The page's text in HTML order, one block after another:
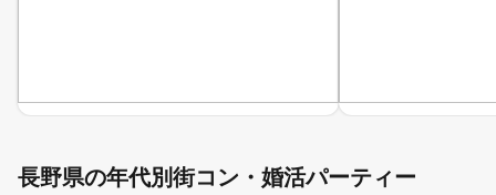
長野県の年代別街コン・婚活パーティー